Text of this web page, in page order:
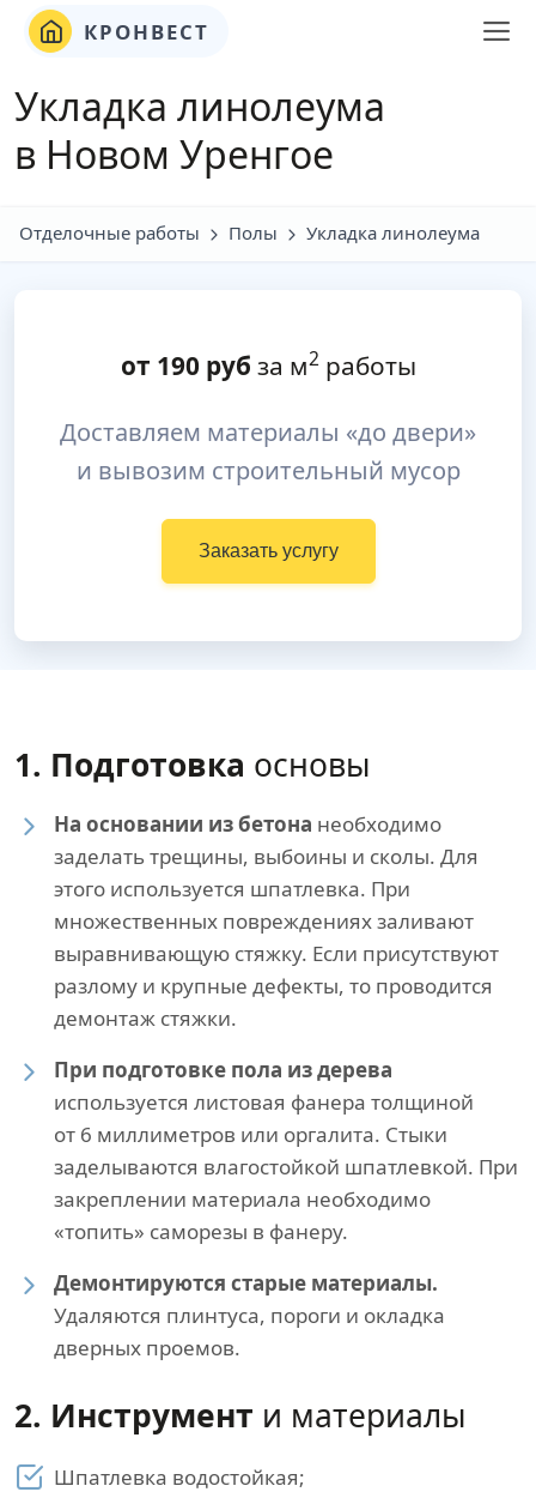
КРОНВЕСТ
Укладка линолеума
в Новом Уренгое
Отделочные работы Полы Укладка линолеума
от 190руб за м2работы
Доставляем материалы «до двери»
и вывозим строительный мусор
Заказать услугу
1. Подготовка основы
На основании из бетона необходимо
заделать трещины, выбоины и сколы. Для
этого используется шпатлевка. При
множественных повреждениях заливают
выравнивающую стяжку. Если присутствуют
разлому и крупные дефекты, то проводится
демонтаж стяжки.
При подготовке пола из дерева
используется листовая фанера толщиной
от 6 миллиметров или оргалита. Стыки
заделываются влагостойкой шпатлевкой. При
закреплении материала необходимо
«топить» саморезы в фанеру.
Демонтируются старые материалы.
Удаляются плинтуса, пороги и окладка
дверных проемов.
2. Инструмент и материалы
Шпатлевка водостойкая;